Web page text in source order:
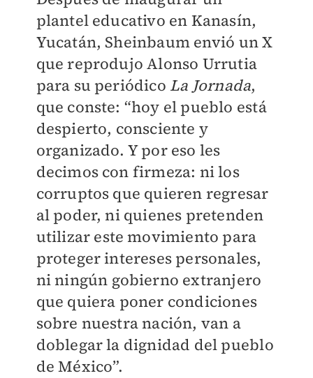
plantel educativo en Kanasín,
Yucatán, Sheinbaum envió un X
que reprodujo Alonso Urrutia
para su periódico La Jornada,
que conste: “hoy el pueblo está
despierto, consciente y
organizado. Y por eso les
decimos con firmeza: ni los
corruptos que quieren regresar
al poder, ni quienes pretenden
utilizar este movimiento para
proteger intereses personales,
ni ningún gobierno extranjero
que quiera poner condiciones
sobre nuestra nación, van a
doblegar la dignidad del pueblo
de México”.